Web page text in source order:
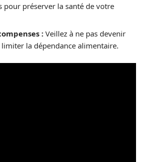
pour préserver la santé de votre
:Veillez à ne pas devenir
la dépendance alimentaire.